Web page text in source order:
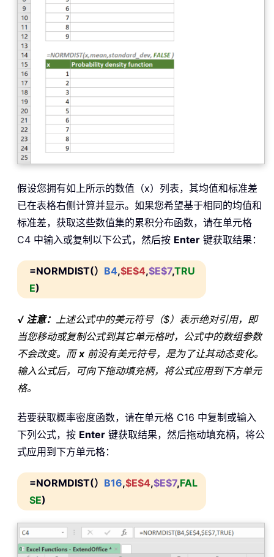
假设您拥有如上所示的数值（x）列表，其均值和标准差
已在表格右侧计算并显示。如果您希望基于相同的均值和
标准差，获取这些数值集的累积分布函数，请在单元格
C4 中输入或复制以下公式，然后按 Enter 键获取结果：
=NORMDIST(） B4,$E$4,$E$7,TRU
E)
√ 注意：
上述公式中的美元符号（$）表示绝对引用，即
当您移动或复制公式到其它单元格时，公式中的数组参数
不会改变。而x前没有美元符号，是为了让其动态变化。
输入公式后，可向下拖动填充柄，将公式应用到下方单元
格。
若要获取概率密度函数，请在单元格 C16 中复制或输入
下列公式，按 Enter 键获取结果，然后拖动填充柄，将公
式应用到下方单元格：
=NORMDIST(） B16,$E$4,$E$7,FAL
SE)